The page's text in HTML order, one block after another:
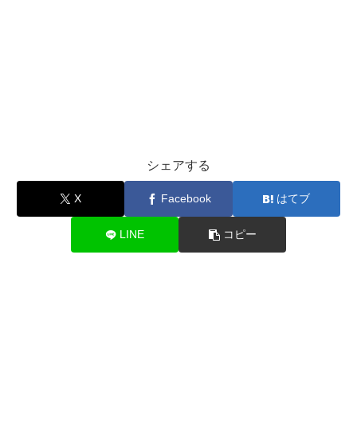
シェアする
X Facebook はてブ
LINE コピー